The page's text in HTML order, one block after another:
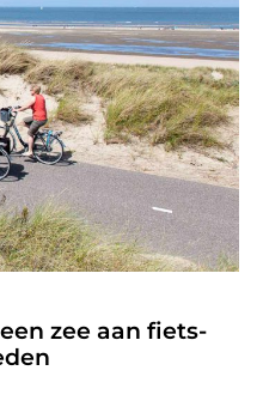
zee aan fiets-